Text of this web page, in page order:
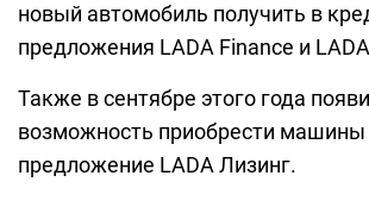
новый автомобиль получить в
предложения LADA Finance и
Также в сентябре этого года
возможность приобрести машины
предложение LADA Лизинг.